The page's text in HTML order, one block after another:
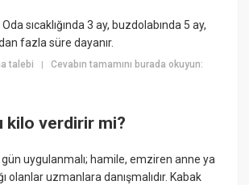
sıcaklığında 3 ay, buzdolabında 5 ay,
fazla süre dayanır.
talebi |Cevabın tamamını burada okuyun:
kilo verdirir mi?
uygulanmalı; hamile, emziren anne ya
olanlar uzmanlara danışmalıdır. Kabak